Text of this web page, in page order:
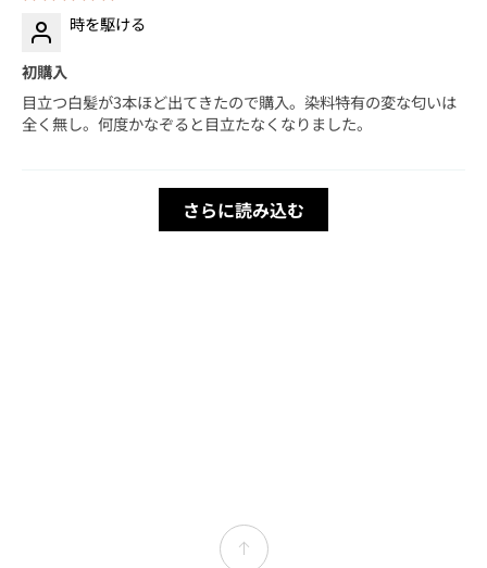
時を駆ける
初購入
目立つ白髪が3本ほど出てきたので購入。染料特有の変な匂いは
全く無し。何度かなぞると目立たなくなりました。
さらに読み込む